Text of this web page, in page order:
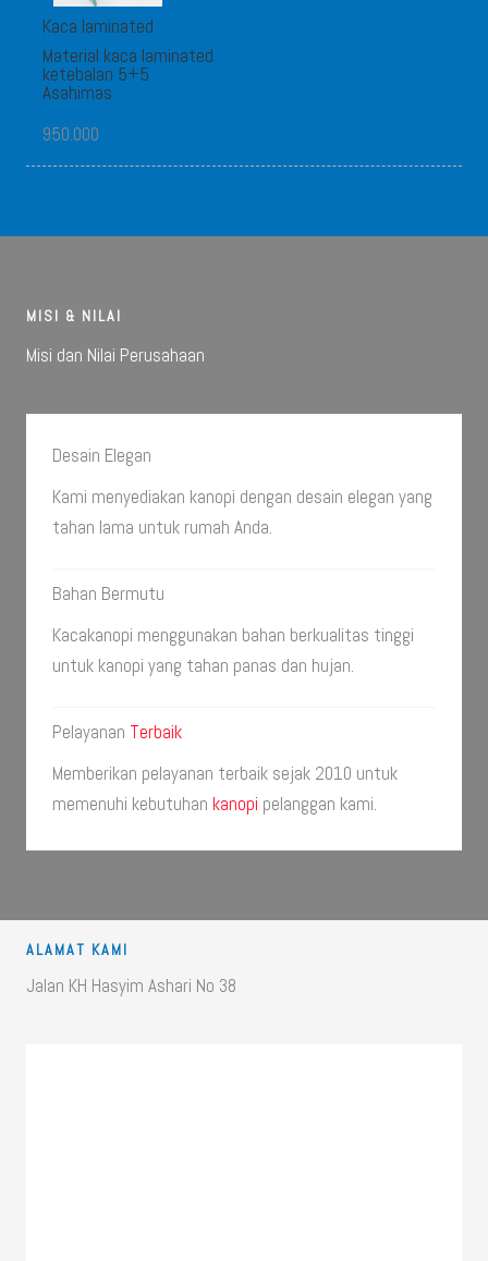
Kaca laminated
Material kaca laminated
ketebalan 5+5
Asahimas
950.000
MISI & NILAI
Misi dan Nilai Perusahaan
Desain Elegan
Kami menyediakan kanopi dengan desain elegan yang
tahan lama untuk rumah Anda.
Bahan Bermutu
Kacakanopi menggunakan bahan berkualitas tinggi
untuk kanopi yang tahan panas dan hujan.
Pelayanan Terbaik
Memberikan pelayanan terbaik sejak 2010 untuk
memenuhi kebutuhan kanopi pelanggan kami.
ALAMAT KAMI
Jalan KH Hasyim Ashari No 38